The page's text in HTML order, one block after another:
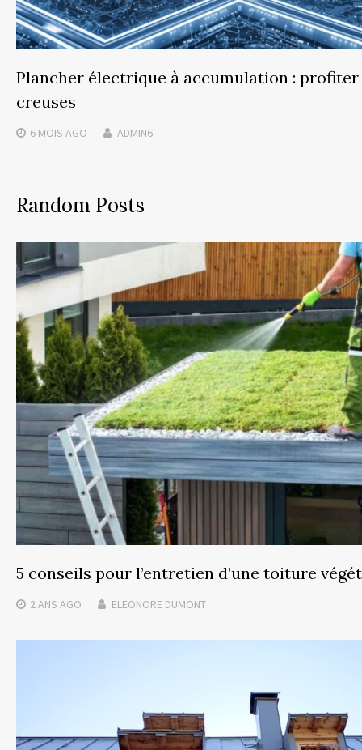
Plancher électrique à accumulation : profiter
creuses
6 MOIS AGO ADMIN6
Random Posts
5 conseils pour l’entretien d’une toiture
2 ANS AGO ELEONORE DUMONT